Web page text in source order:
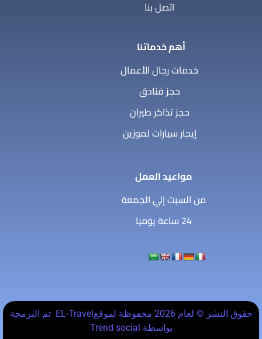
اتصل بنا
أهم خدماتنا
خدمات رجال الأعمال
حجز فنادق
حجز تذاكر طيران
إيجار سيارات لموزين
مواعيد العمل
من السبت إلي الجمعة
24 ساعة يوميا
حقوق النشر © لعام 2026 محفوظة لموقعEL-Travel تم البرمجة
بواسطة Trend social